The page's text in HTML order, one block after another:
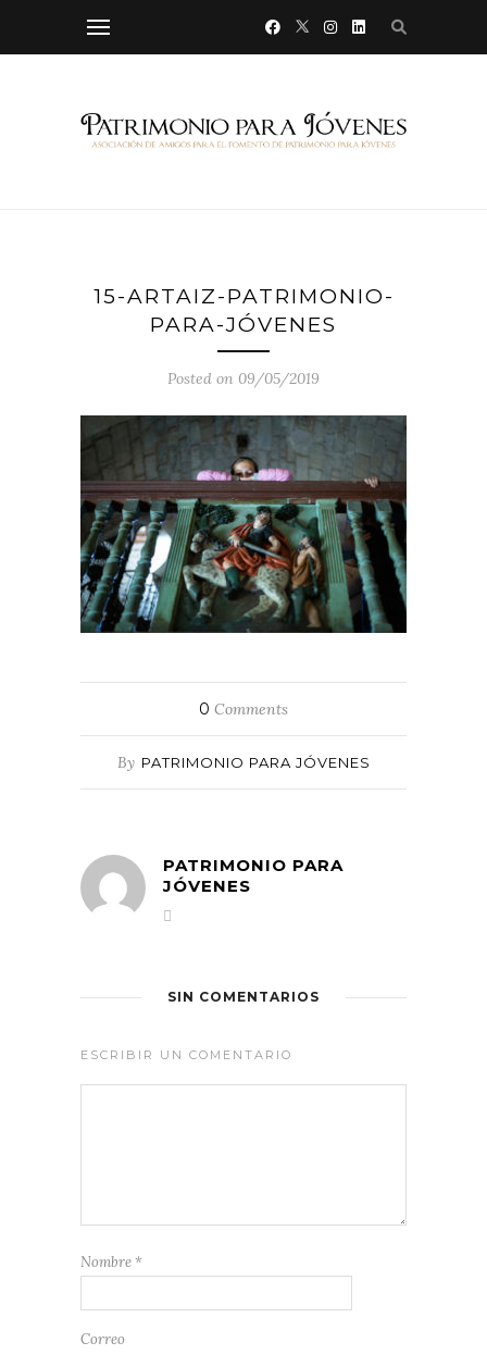
15-ARTAIZ-PATRIMONIO-
PARA-JÓVENES
Posted on 09/05/2019
0 Comments
By PATRIMONIO PARA JÓVENES
PATRIMONIO PARA
JÓVENES
SIN COMENTARIOS
ESCRIBIR UN COMENTARIO
Nombre *
Correo